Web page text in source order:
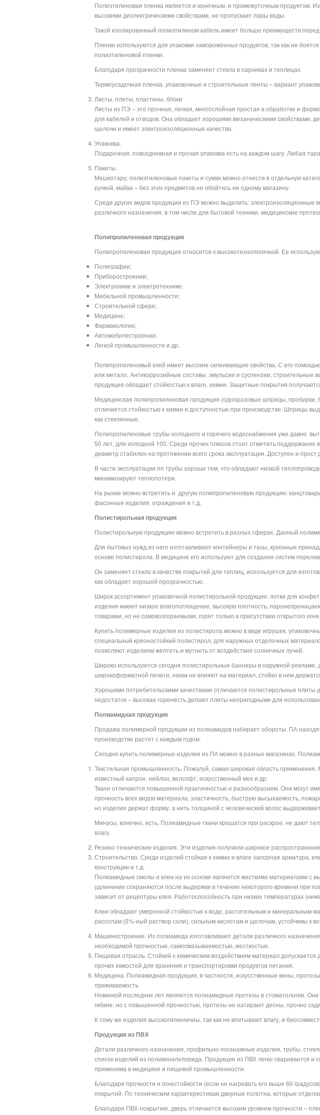
Полиэтиленовая пленка является и конечным, и промежуточным продуктом.
высокими диэлектрическими свойствами, не пропускает пары воды.
Такой изолированный полиэтиленом кабель имеет больше преимуществ перед
Пленки используются для упаковки замороженных продуктов, так как не
полиэтиленовой пленки.
Благодаря прозрачности пленка заменяет стекла в парниках и теплицах.
Термоусадочная пленка, упаковочные и строительные ленты – вариант
Листы, плиты, пластины, блоки
Листы из ПЭ – это прочная, легкая, многослойная простая в обработке и
для кабелей и отводов. Она обладает хорошими механическими свойствами,
щелочи и имеет электроизоляционные качества.
Упаковка.
Подарочная, повседневная и прочая упаковка есть на каждом шагу. Любая
Пакеты.
Мешкотару, полиэтиленовые пакеты и сумки можно отнести в отдельную
ручкой, майка – без этих предметов не обойтись ни одному магазину.
Среди других видов продукции из ПЭ можно выделить:
различного назначения, в том числе для бытовой техники, медицинские
Полипропиленовая продукция
Полипропиленовая продукция относится к высокотехнологичной. Ее
Полиграфии;
Приборостроении;
Электронике и электротехнике;
Мебельной промышленности;
Строительной сфере;
Медицине;
Фармакологии;
Автомобилестроении;
Легкой промышленности и др.
Полипропиленовый клей имеет высокие склеивающие свойства. С его
или металл. Антикоррозийные составы, эмульсии и суспензии, строительные
продукция обладает стойкостью к влаге, химии. Защитные покрытия
Медицинская полипропиленовая продукция (одноразовые шприцы, пробирки,
отличается стойкостью к химии и доступностью при производстве. Шприцы
как стеклянные.
Полипропиленовые трубы холодного и горячего водоснабжения уже давно
50 лет, для холодной 100. Среди прочих плюсов стоит отметить поддержание
диаметр стабилен на протяжении всего срока эксплуатации. Доступен и
В части эксплуатации пп трубы хороши тем, что обладают низкой
минимизируют теплопотери.
На рынке можно встретить и другую полипропиленовую продукцию:
фасонные изделия, ограждения и т.д.
Полистирольная продукция
Полистирольную продукцию можно встретить в разных сферах. Данный
Для бытовых нужд из него изготавливают контейнеры и тазы, кухонные
основе полистирола. В медицине его используют для создания систем
Он заменяет стекло в качестве покрытий для теплиц, используется для
как обладает хорошей прозрачностью.
Широк ассортимент упаковочной полистирольной продукции: лотки для
изделия имеют низкое влагопоглощение, высокую плотность,
товарами, но не самовозгораемыми, горят только в присутствии открытого огня.
Купить полимерные изделия из полистирола можно в виде игрушек,
специальный креоностойкий полистирол, для наружных отделочных
позволяют изделиям желтеть и мутнеть от воздействия солнечных лучей.
Широко используются сегодня полистирольные баннеры в наружной рекламе,
широкоформатной печати, никак не влияют на материал, стойко в нем
Хорошими потребительскими качествами отличаются полистирольные
недостаток – высокая горючесть делают плиты непригодными для
Полиамидная продукция
Продажа полимерной продукции из полиамидов набирает обороты. ПА
производстве растет с каждым годом.
Сегодня купить полимерные изделия из ПА можно в разных магазинах.
Текстильная промышленность. Пожалуй, самая широкая область
известный капрон, нейлон, велсофт, искусственный мех и др.
Ткани отличаются повышенной практичностью и разнообразием. Они могут
прочность всех видов материала, эластичность, быструю высыхаемость,
но изделия держат форму, а нить толщиной с человеческий волос выдерживает
Минусы, конечно, есть. Полиамидные ткани крошатся при раскрое, не дают
влагу.
Резино-технические изделия. Эти изделия получили широкое
Строительство. Среди изделий стойкая к химии и влаге запорная арматура,
конструкции и т.д.
Полиамидные смолы и клеи на их основе являются жесткими материалами с
удлинение сохраняются после выдержки в течение некоторого времени при
зависит от рецептуры клея. Работоспособность при низких температурах
Клеи обладают умеренной стойкостью к воде, растительным и минеральным
рассолам (5%-ный раствор соли), сильным кислотам и щелочам, устойчивы к
Машиностроение. Из полиамида изготавливают детали различного
необходимой прочностью, самосмазываемостью, жесткостью.
Пищевая отрасль. Стойкий к химическим воздействиям материал
прочих емкостей для хранения и транспортировки продуктов питания.
Медицина. Полиамидная продукция, в частности, искусственные вены,
приживаемость.
Новинкой последних лет являются полиамидные протезы в стоматологии.
гибкие, но с повышенной прочностью, протезы не натирают десны, прочно
К тому же изделия высокогигиеничны, так как не впитывают влагу, и
Продукция из ПВХ
Детали различного назначения, профильно-поганажные изделия, трубы,
список изделий из поливинилхлорида. Продукция из ПВХ легко сваривается
применима в медицине и пищевой промышленности.
Благодаря прочности и огнестойкости (если не нагревать его выше 60
покрытий. По техническим характеристикам дверные полотна, которые
Благодаря ПВХ-покрытию, дверь отличается высоким уровнем прочности –